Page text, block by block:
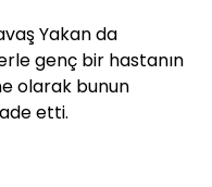
Yakan da
genç bir hastanın
olarak bunun
etti.